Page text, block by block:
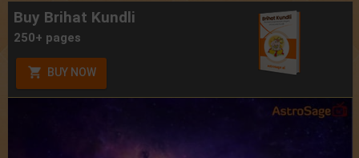
Buy Brihat Kundli
250+ pages
BUY NOW